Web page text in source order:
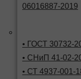
06016887-2019
• ГОСТ 30732-
• СНиП 41-02-
• СТ 4937-001-